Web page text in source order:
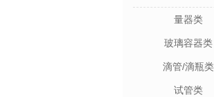
量器类
玻璃容器类
滴管/滴瓶类
试管类